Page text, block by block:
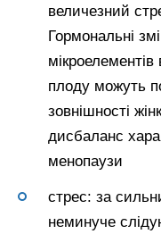
величезний
Гормональні
плоду можуть
зовнішності
дисбаланс
менопаузи
стрес: за
неминуче